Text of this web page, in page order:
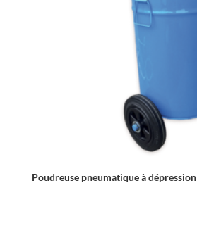
Poudreuse pneumatique à dépression